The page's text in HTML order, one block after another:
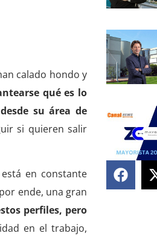
calado hondo y
qué es lo
su área de
si quieren salir
en constante
ende, una gran
perfiles, pero
en el trabajo,